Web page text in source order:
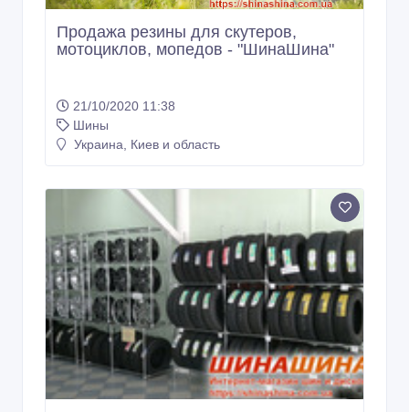
Продажа резины для скутеров,
мотоциклов, мопедов - "ШинаШина"
21/10/2020 11:38
Шины
Украина, Киев и область